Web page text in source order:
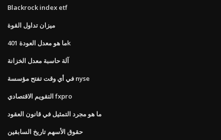
Blackrock index etf
ميزان تداول القوة
ما هو معدل العودة 401k
آلة حاسبة معدل الخزانة
في أي وقت تفتح مؤسسة nyse
التقويم الاقتصادي fxpro
ما هو مجرد التمثيل في قانون العقود
حقوق الأسهم تاريخ السابقين